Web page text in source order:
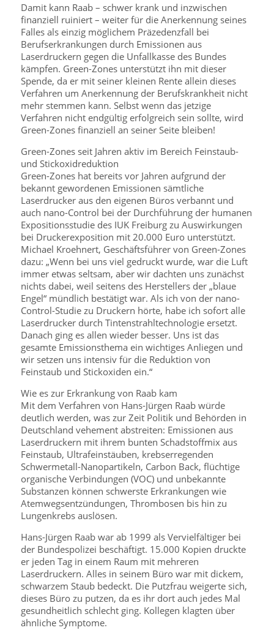
Damit kann Raab – schwer krank und inzwischen
finanziell ruiniert – weiter für die Anerkennung seines
Falles als einzig möglichem Präzedenzfall bei
Berufserkrankungen durch Emissionen aus
Laserdruckern gegen die Unfallkasse des Bundes
kämpfen. Green-Zones unterstützt ihn mit dieser
Spende, da er mit seiner kleinen Rente allein dieses
Verfahren um Anerkennung der Berufskrankheit nicht
mehr stemmen kann. Selbst wenn das jetzige
Verfahren nicht endgültig erfolgreich sein sollte, wird
Green-Zones finanziell an seiner Seite bleiben!
Green-Zones seit Jahren aktiv im Bereich Feinstaub-
und Stickoxidreduktion
Green-Zones hat bereits vor Jahren aufgrund der
bekannt gewordenen Emissionen sämtliche
Laserdrucker aus den eigenen Büros verbannt und
auch nano-Control bei der Durchführung der humanen
Expositionsstudie des IUK Freiburg zu Auswirkungen
bei Druckerexposition mit 20.000 Euro unterstützt.
Michael Kroehnert, Geschäftsführer von Green-Zones
dazu: „Wenn bei uns viel gedruckt wurde, war die Luft
immer etwas seltsam, aber wir dachten uns zunächst
nichts dabei, weil seitens des Herstellers der „blaue
Engel“ mündlich bestätigt war. Als ich von der nano-
Control-Studie zu Druckern hörte, habe ich sofort alle
Laserdrucker durch Tintenstrahltechnologie ersetzt.
Danach ging es allen wieder besser. Uns ist das
gesamte Emissionsthema ein wichtiges Anliegen und
wir setzen uns intensiv für die Reduktion von
Feinstaub und Stickoxiden ein.“
Wie es zur Erkrankung von Raab kam
Mit dem Verfahren von Hans-Jürgen Raab würde
deutlich werden, was zur Zeit Politik und Behörden in
Deutschland vehement abstreiten: Emissionen aus
Laserdruckern mit ihrem bunten Schadstoffmix aus
Feinstaub, Ultrafeinstäuben, krebserregenden
Schwermetall-Nanopartikeln, Carbon Back, flüchtige
organische Verbindungen (VOC) und unbekannte
Substanzen können schwerste Erkrankungen wie
Atemwegsentzündungen, Thrombosen bis hin zu
Lungenkrebs auslösen.
Hans-Jürgen Raab war ab 1999 als Vervielfältiger bei
der Bundespolizei beschäftigt. 15.000 Kopien druckte
er jeden Tag in einem Raum mit mehreren
Laserdruckern. Alles in seinem Büro war mit dickem,
schwarzem Staub bedeckt. Die Putzfrau weigerte sich,
dieses Büro zu putzen, da es ihr dort auch jedes Mal
gesundheitlich schlecht ging. Kollegen klagten über
ähnliche Symptome.